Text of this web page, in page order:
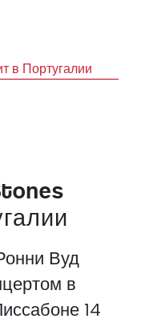
в Португалии
Вуд
в
14